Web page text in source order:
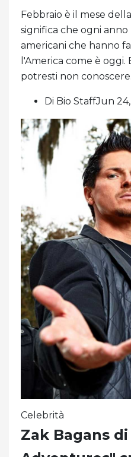
Febbraio è il mese
significa che ogni
americani che hanno
l'America come è oggi.
potresti non conoscere.
Di Bio StaffJun
Celebrità
Zak Bagans